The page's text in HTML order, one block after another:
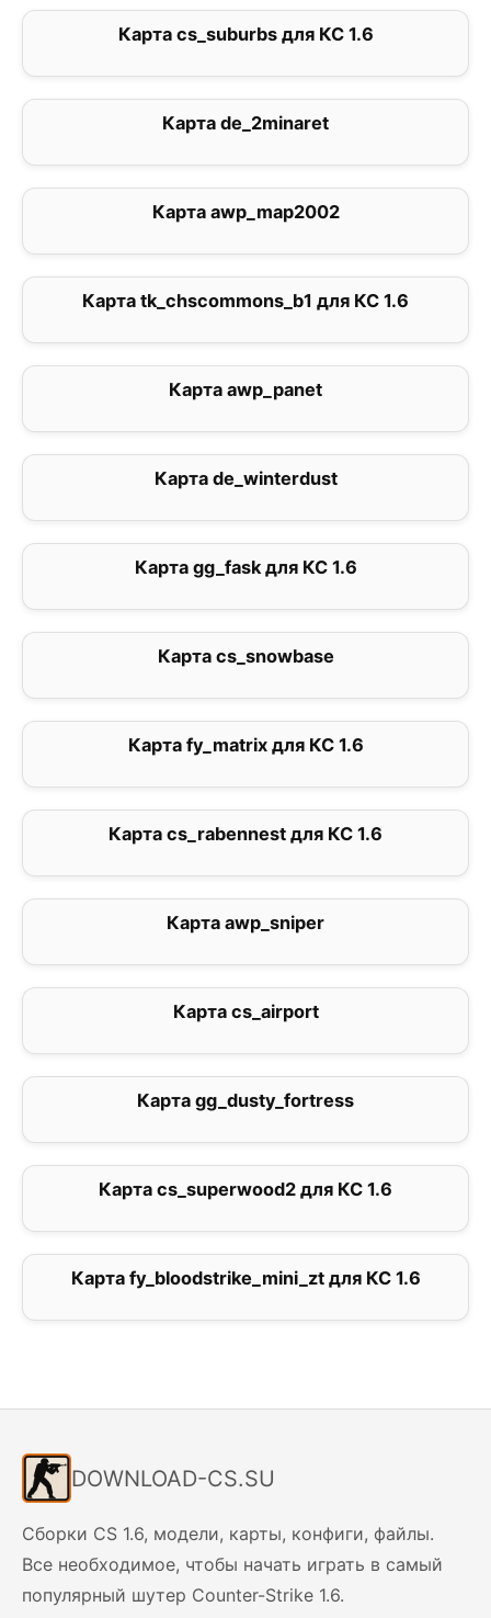
Карта cs_suburbs для КС 1.6
Карта de_2minaret
Карта awp_map2002
Карта tk_chscommons_b1 для КС 1.6
Карта awp_panet
Карта de_winterdust
Карта gg_fask для КС 1.6
Карта cs_snowbase
Карта fy_matrix для КС 1.6
Карта cs_rabennest для КС 1.6
Карта awp_sniper
Карта cs_airport
Карта gg_dusty_fortress
Карта cs_superwood2 для КС 1.6
Карта fy_bloodstrike_mini_zt для КС 1.6
DOWNLOAD-CS.SU
Сборки CS 1.6, модели, карты, конфиги, файлы.
Все необходимое, чтобы начать играть в самый
популярный шутер Counter-Strike 1.6.